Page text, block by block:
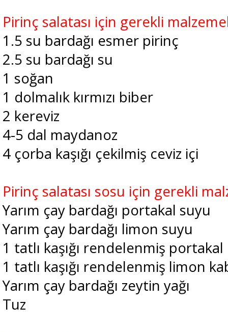
Pirinç salatası için gerekli
1.5 su bardağı esmer pirinç
2.5 su bardağı su
1 soğan
1 dolmalık kırmızı biber
2 kereviz
4-5 dal maydanoz
4 çorba kaşığı çekilmiş ceviz içi
Pirinç salatası sosu için gerekli
Yarım çay bardağı portakal suyu
Yarım çay bardağı limon suyu
1 tatlı kaşığı rendelenmiş
1 tatlı kaşığı rendelenmiş limon
Yarım çay bardağı zeytin yağı
Tuz